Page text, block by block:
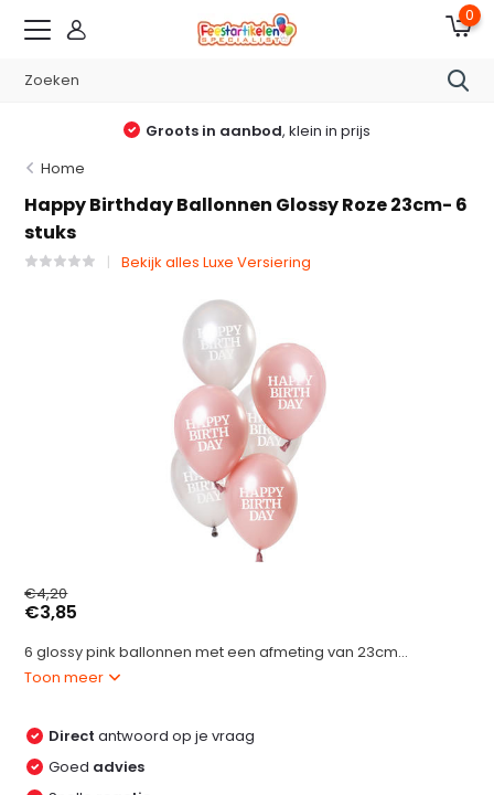
0
Groots in aanbod, klein in prijs
Home
Happy Birthday Ballonnen Glossy Roze 23cm- 6
stuks
Bekijk alles Luxe Versiering
€4,20
€3,85
6 glossy pink ballonnen met een afmeting van 23cm...
Toon meer
Direct antwoord op je vraag
Goed advies